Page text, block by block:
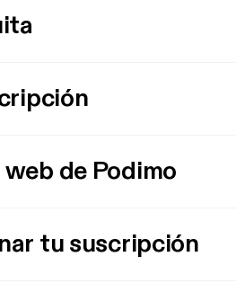
de Podimo
tu suscripción